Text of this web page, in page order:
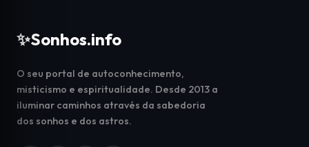
✨Sonhos.info
O seu portal de autoconhecimento,
misticismo e espiritualidade. Desde 2013 a
iluminar caminhos através da sabedoria
dos sonhos e dos astros.